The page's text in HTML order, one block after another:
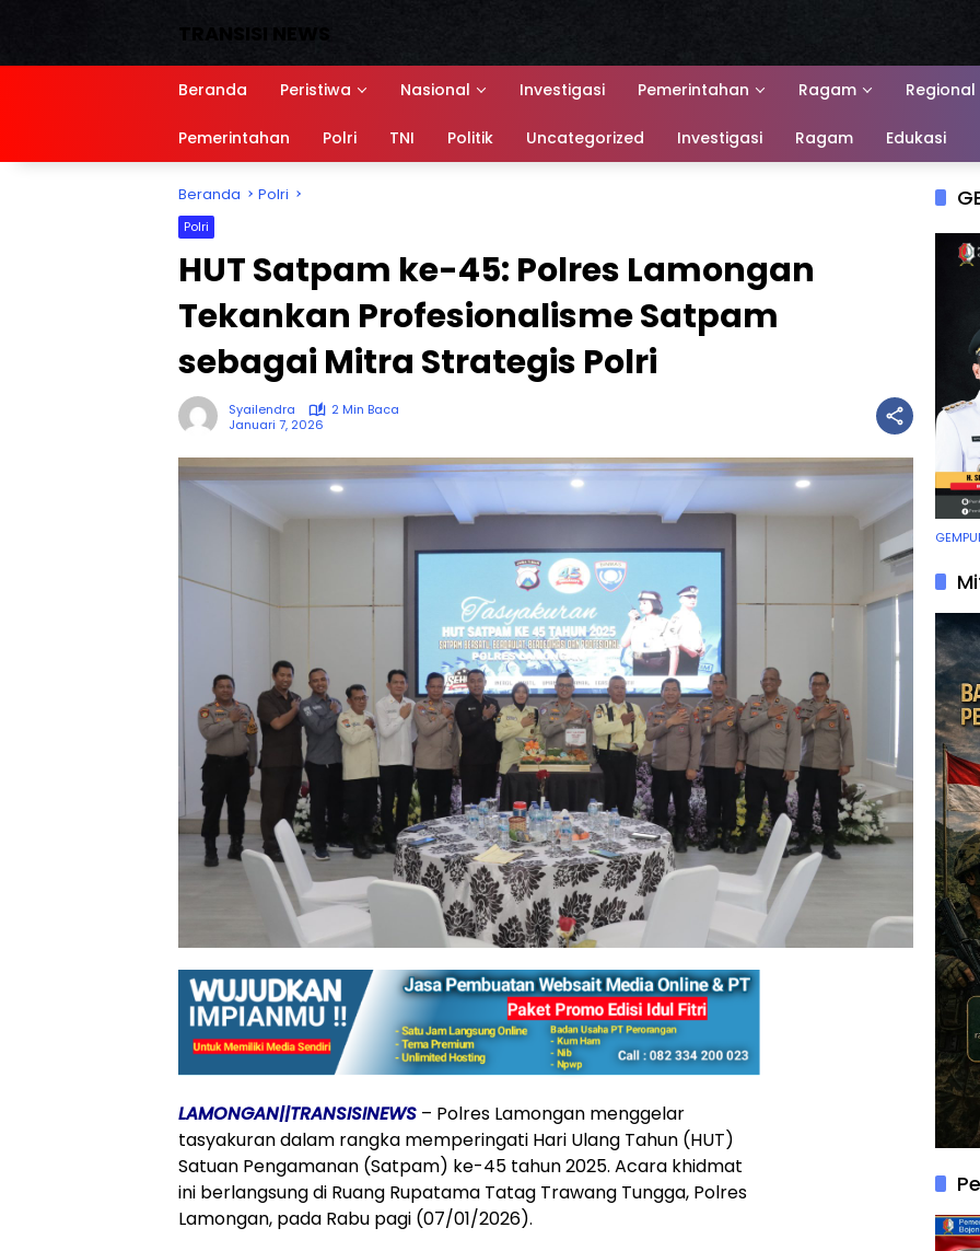
TRANSISI NEWS
Siber,
referensi
Beranda Peristiwa Nasional Investigasi Pemerintahan Ragam Regional
Pemerintahan Polri TNI Politik Uncategorized Investigasi Ragam Edukasi
Beranda Polri
Polri
HUT Satpam ke-45: Polres Lamongan
Tekankan Profesionalisme Satpam
sebagai Mitra Strategis Polri
Syailendra
2 Min Baca
Januari 7, 2026
LAMONGAN||TRANSISINEWS – Polres Lamongan menggelar
tasyakuran dalam rangka memperingati Hari Ulang Tahun (HUT)
Satuan Pengamanan (Satpam) ke-45 tahun 2025. Acara khidmat
ini berlangsung di Ruang Rupatama Tatag Trawang Tungga, Polres
Lamongan, pada Rabu pagi (07/01/2026).